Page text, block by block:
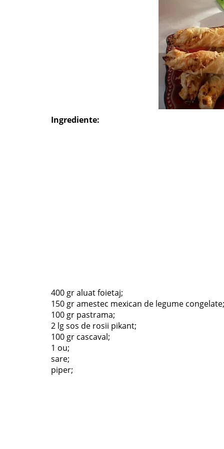
Ingrediente:
400 gr aluat foietaj;
150 gr amestec mexican de legume congelate;
100 gr pastrama;
2 lg sos de rosii pikant;
100 gr cascaval;
1 ou;
sare;
piper;